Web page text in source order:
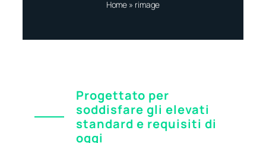
Home » rimage
Progettato per
soddisfare gli elevati
standard e requisiti di
oggi